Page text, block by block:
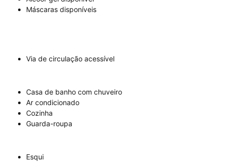
Máscaras disponíveis
Via de circulação acessível
Casa de banho com chuveiro
Ar condicionado
Cozinha
Guarda-roupa
Esqui